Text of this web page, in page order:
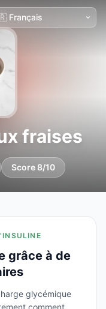
fraises
Score 8/10
grâce à de
glycémique
comment